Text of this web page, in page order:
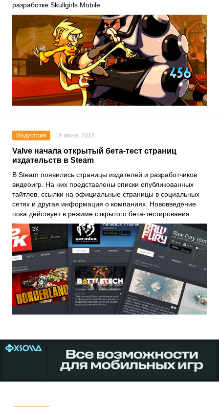
разработке Skullgirls Mobile.
Индустрия 19 июня, 2018
Valve начала открытый бета-тест страниц
издательств в Steam
В Steam появились страницы издателей и разработчиков
видеоигр. На них представлены списки опубликованных
тайтлов, ссылки на официальные страницы в социальных
сетях и другая информация о компаниях. Нововведение
пока действует в режиме открытого бета-тестирования.